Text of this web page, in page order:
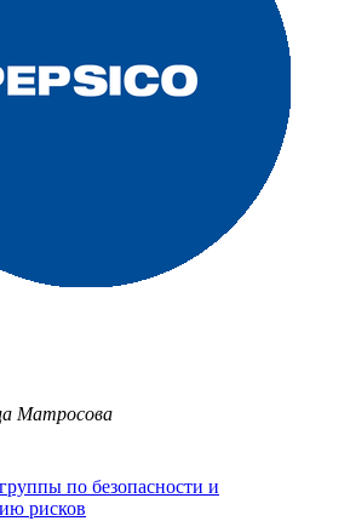
Матросова
по безопасности и
рисков